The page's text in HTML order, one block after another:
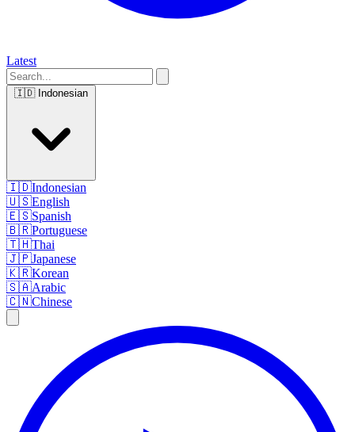
Latest
🇮🇩 Indonesian
🇮🇩Indonesian
🇺🇸English
🇪🇸Spanish
🇧🇷Portuguese
🇹🇭Thai
🇯🇵Japanese
🇰🇷Korean
🇸🇦Arabic
🇨🇳Chinese